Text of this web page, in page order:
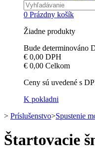
0 Prázdny košík
Žiadne produkty
Bude determinováno
€ 0,00 DPH
€ 0,00 Celkom
Ceny sú uvedené s
K pokladni
> Príslušenstvo>Spustenie
Štartovacie